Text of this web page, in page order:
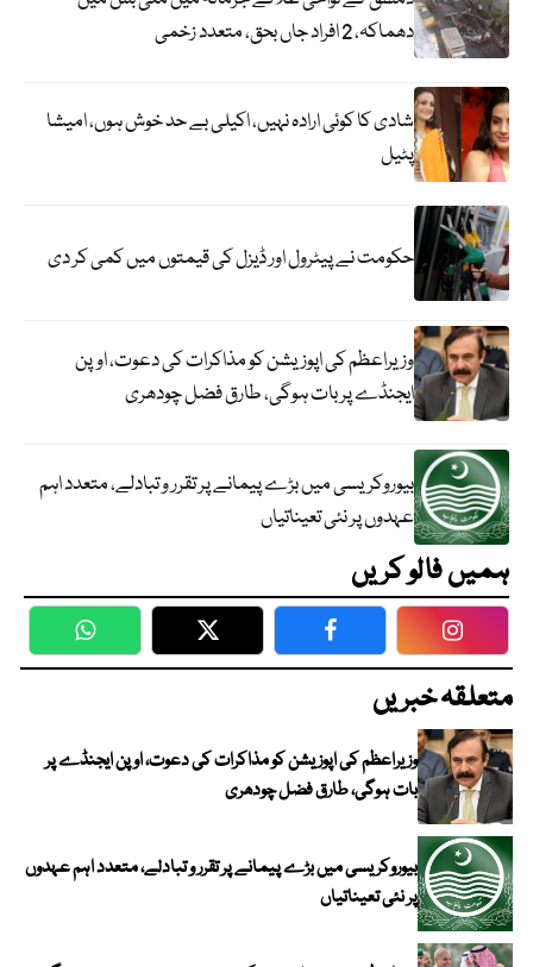
دھماکہ، 2 افراد جاں بحق، متعدد زخمی
شادی کا کوئی ارادہ نہیں، اکیلی بے حد خوش ہوں، امیشا
پٹیل
حکومت نے پیٹرول اور ڈیزل کی قیمتوں میں کمی کر دی
وزیراعظم کی اپوزیشن کو مذاکرات کی دعوت، اوپن
ایجنڈے پر بات ہوگی، طارق فضل چودھری
بیوروکریسی میں بڑے پیمانے پر تقرر و تبادلے، متعدد اہم
عہدوں پر نئی تعیناتیاں
ہمیں فالو کریں
WhatsApp Twitter Facebook
متعلقہ خبریں
وزیراعظم کی اپوزیشن کو مذاکرات کی دعوت، اوپن ایجنڈے پر
بات ہوگی، طارق فضل چودھری
بیوروکریسی میں بڑے پیمانے پر تقرر و تبادلے، متعدد اہم عہدوں
پر نئی تعیناتیاں